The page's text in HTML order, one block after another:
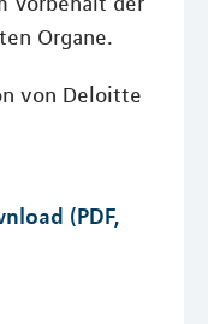
Organe.
von Deloitte
(PDF,